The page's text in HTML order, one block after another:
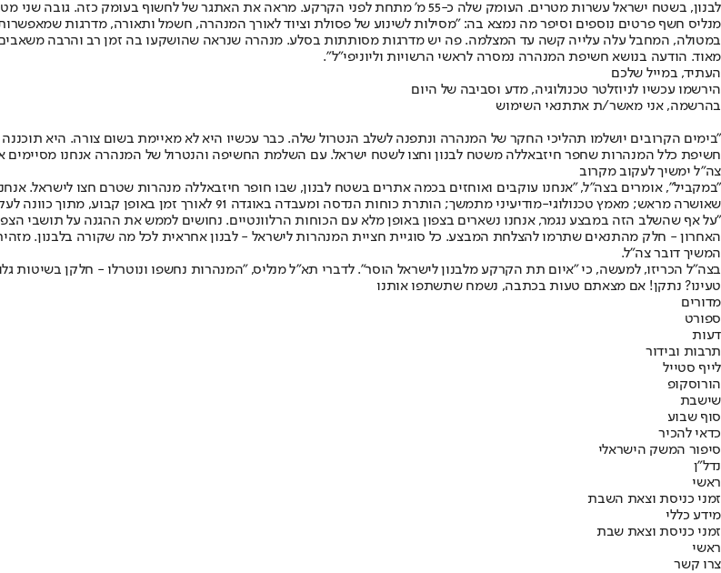
לבנון, בשטח ישראל עשרות מטרים. העומק שלה כ-55 מ' מתחת לפני הקרקע. מראה את האתגר של לחשוף בעומק כזה. גובה שני מטרים וברוחב מטר".
במטולה, המחבל עלה עלייה קשה עד המצלמה. פה יש מדרגות מסותתות בסלע. מנהרה שנראה שהושקעו בה זמן רב והרבה
מאוד. הודעה בנושא חשיפת המנהרה נמסרה לראשי הרשויות וליוניפי"ל".
העתיד, במייל שלכם
הירשמו עכשיו לניוזלטר טכנולוגיה, מדע וסביבה של היום
בהרשמה, אני מאשר/ת אתתנאי השימוש
"בימים הקרובים יושלמו תהליכי החקר של המנהרה ונתפנה לשלב הנטרול שלה. כבר עכשיו היא לא מאיימת בשום צורה. היא
חשיפת כלל המנהרות שחפר חיזבאללה משטח לבנון וחצו לשטח ישראל. עם השלמת החשיפה והנטרול של המנהרה אנחנו מסיימים
צה"ל ימשיך לעקוב מקרוב
"במקביל", אומרים בצה"ל, "אנחנו עוקבים ואוחזים בכמה אתרים בשטח לבנון, שבו חופר חיזבאללה מנהרות שטרם חצו לישראל.
שאושרה מראש; מאמץ טכנולוגי-מודיעיני מתמשך; הותרת כוחות הנדסה ומעבדה באוגדה 91 לאורך זמן באופן קבוע, מתוך כוונה לעקוב ולנטר את הפעילות התת-קרקעית", אמר מנליס.
"על אף שהשלב הזה במבצע נגמר, אנחנו נשארים בצפון באופן מלא עם הכוחות הרלוונטיים. נחושים לממש את ההגנה על תושבי
האחרון - חלק מהתנאים שתרמו להצלחת המבצע. כל סוגיית חציית המנהרות לישראל - לבנון אחראית לכל מה שקורה בלבנון.
המשיך דובר צה"ל.
בצה"ל הכריזו, למעשה, כי "איום תת הקרקע מלבנון לישראל הוסר". לדברי תא"ל מנליס, "המנהרות נחשפו ונוטרלו - חלקן בשיטות
טעינו? נתקן! אם מצאתם טעות בכתבה, נשמח שתשתפו אותנו
מדורים
ספורט
דעות
תרבות ובידור
לייף סטייל
הורוסקופ
שישבת
סוף שבוע
כדאי להכיר
סיפור המשק הישראלי
נדל"ן
ראשי
זמני כניסת וצאת השבת
מידע כללי
זמני כניסת וצאת שבת
ראשי
צרו קשר